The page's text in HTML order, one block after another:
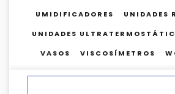
UMIDIFICADORES UNIDADES
UNIDADES
VASOS VISCOSÍMETROS